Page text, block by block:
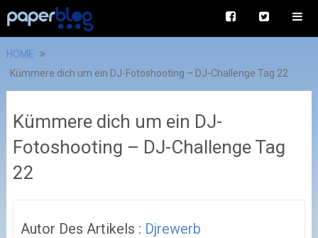
HOME
Kümmere dich um ein DJ-Fotoshooting – DJ-Challenge Tag 22
Kümmere dich um ein DJ-
Fotoshooting – DJ-Challenge Tag
22
Autor Des Artikels : Djrewerb